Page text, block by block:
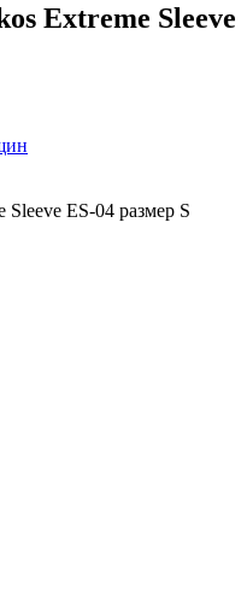
Extreme Sleeve
ES-04 размер S